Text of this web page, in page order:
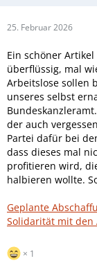
25. Februar 2026
Ein schöner
überflüssig, mal
Arbeitslose sollen
unseres selbst
der auch
Partei dafür bei
dass dieses mal
profitieren wird,
halbieren wollte.
Geplante
Solidarität mit den
1